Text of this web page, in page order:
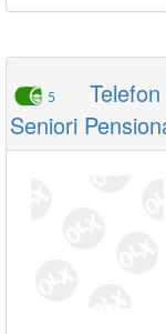
5
Seniori